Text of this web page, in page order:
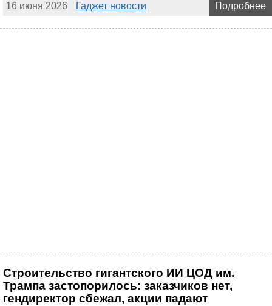
16 июня 2026 Гаджет новости Подробнее
Строительство гигантского ИИ ЦОД им.
Трампа застопорилось: заказчиков нет,
гендиректор сбежал, акции падают